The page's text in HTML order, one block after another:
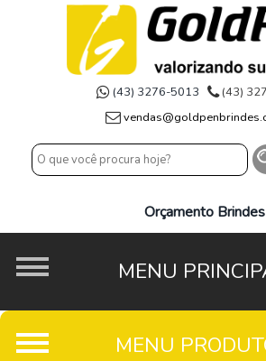
(43) 3276-5013
(43)
Orçamento Brindes